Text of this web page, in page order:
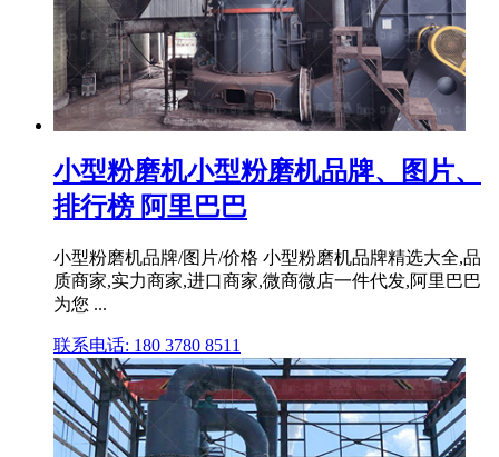
小型粉磨机小型粉磨机品牌、图片、
排行榜 阿里巴巴
小型粉磨机品牌/图片/价格 小型粉磨机品牌精选大全,品
质商家,实力商家,进口商家,微商微店一件代发,阿里巴巴
为您 ...
联系电话: 180 3780 8511